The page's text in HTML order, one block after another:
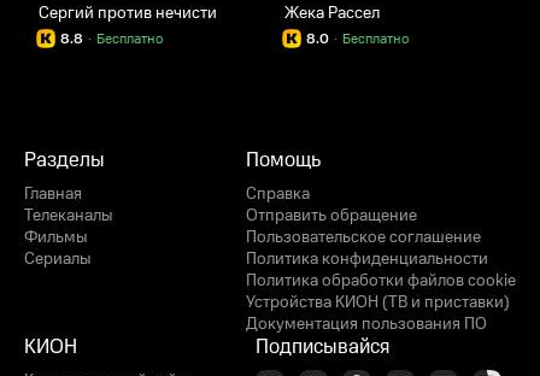
Сергий против нечисти
8.8 Бесплатно
·
Жека Рассел
8.0 Бесплатно
·
Разделы
Главная
Телеканалы
Фильмы
Сериалы
Помощь
Справка
Отправить обращение
Пользовательское соглашение
Политика конфиденциальности
Политика обработки файлов cookie
Устройства КИОН (ТВ и приставки)
Документация пользования ПО
КИОН Подписывайся